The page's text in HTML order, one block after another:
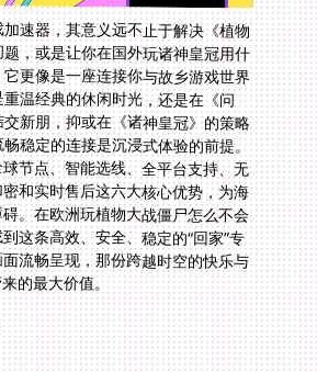
速器，其意义远不止于解决《植物
，或是让你在国外玩诸神皇冠用什
更像是一座连接你与故乡游戏世界
重温经典的休闲时光，还是在《问
新朋，抑或在《诸神皇冠》的策略
稳定的连接是沉浸式体验的前提。
节点、智能选线、全平台支持、无
安全加密和实时售后这六大核心优势，为海
网络障碍。在欧洲玩植物大战僵尸怎么不会
在于找到这条高效、安全、稳定的“回家”专
游戏画面流畅呈现，那份跨越时空的快乐与
的最大价值。